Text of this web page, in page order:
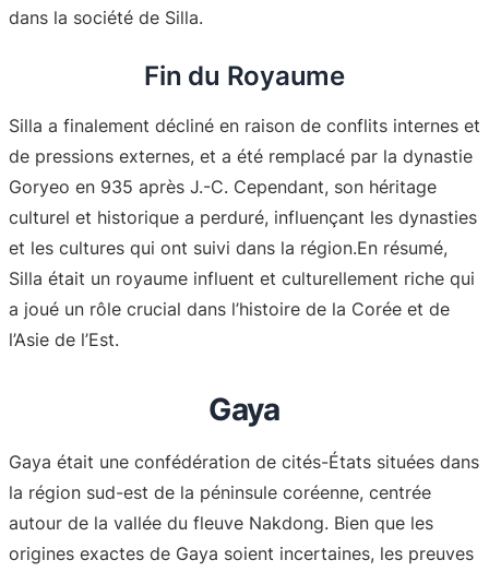
dans la société de Silla.
Fin du Royaume
Silla a finalement décliné en raison de conflits internes et
de pressions externes, et a été remplacé par la dynastie
Goryeo en 935 après J.-C. Cependant, son héritage
culturel et historique a perduré, influençant les dynasties
et les cultures qui ont suivi dans la région.En résumé,
Silla était un royaume influent et culturellement riche qui
a joué un rôle crucial dans l’histoire de la Corée et de
l’Asie de l’Est.
Gaya
Gaya était une confédération de cités-États situées dans
la région sud-est de la péninsule coréenne, centrée
autour de la vallée du fleuve Nakdong. Bien que les
origines exactes de Gaya soient incertaines, les preuves